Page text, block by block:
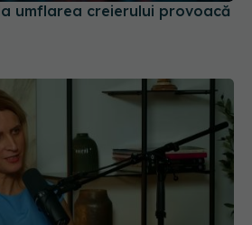
umflarea creierului provoacă